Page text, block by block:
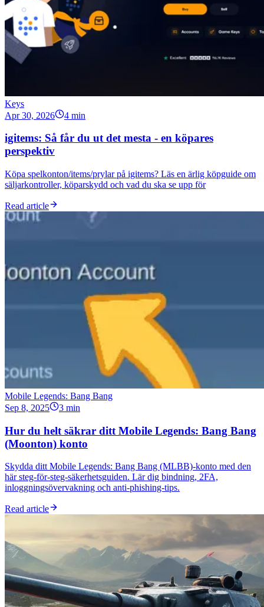
Keys
Apr 30, 2026
4 min
igitems: Så får du ut det mesta - en köpares
perspektiv
Köpa spelkonton/items/prylar på igitems? Läs en ärlig köpguide om
säljarkontroller, köparskydd och vad du ska se upp för
Read article
Mobile Legends: Bang Bang
Sep 8, 2025
3 min
Hur du helt säkrar ditt Mobile Legends: Bang Bang
(Moonton) konto
Skydda ditt Mobile Legends: Bang Bang (MLBB)-konto med den
här steg-för-steg-säkerhetsguiden. Lär dig bindning, 2FA,
inloggningsövervakning och anti-phishing-tips.
Read article